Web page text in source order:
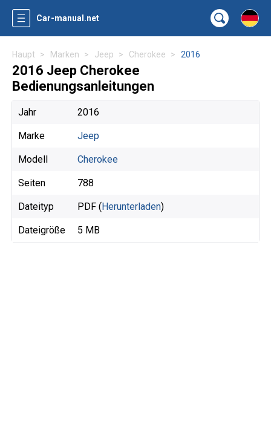
Car-manual.net
Haupt Marken Jeep Cherokee 2016
2016 Jeep Cherokee
Bedienungsanleitungen
Jahr 2016
Marke Jeep
Modell Cherokee
Seiten 788
Dateityp PDF (Herunterladen)
Dateigröße 5 MB